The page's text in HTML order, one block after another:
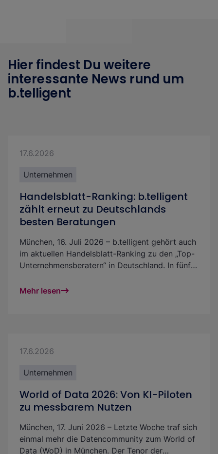
Hier findest Du weitere
interessante News rund um
b.telligent
17.6.2026
Unternehmen
Handelsblatt-Ranking: b.telligent
zählt erneut zu Deutschlands
besten Beratungen
München, 16. Juli 2026 – b.telligent gehört auch
im aktuellen Handelsblatt-Ranking zu den „Top-
Unternehmensberatern“ in Deutschland. In fünf
spezialisierte, technologieunabhängige Beratung
Anwendungen in Märkten, in denen
Entscheidungen fundierter treffen und
Mehr lesen
17.6.2026
Unternehmen
World of Data 2026: Von KI-Piloten
zu messbarem Nutzen
München, 17. Juni 2026 – Letzte Woche traf sich
einmal mehr die Datencommunity zum World of
Data (WoD) in München. Der Tenor der